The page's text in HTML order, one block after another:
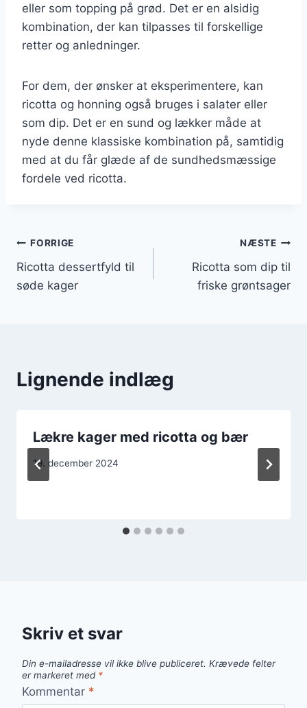
eller som topping på grød. Det er en alsidig
kombination, der kan tilpasses til forskellige
retter og anledninger.
For dem, der ønsker at eksperimentere, kan
ricotta og honning også bruges i salater eller
som dip. Det er en sund og lækker måde at
nyde denne klassiske kombination på, samtidig
med at du får glæde af de sundhedsmæssige
fordele ved ricotta.
Indlægsnavigation
FORRIGE
Ricotta dessertfyld til
søde kager
NÆSTE
Ricotta som dip til
friske grøntsager
Lignende indlæg
Lækre kager med ricotta og bær
19. december 2024
Skriv et svar
Din e-mailadresse vil ikke blive publiceret. Krævede felter
er markeret med *
Kommentar *